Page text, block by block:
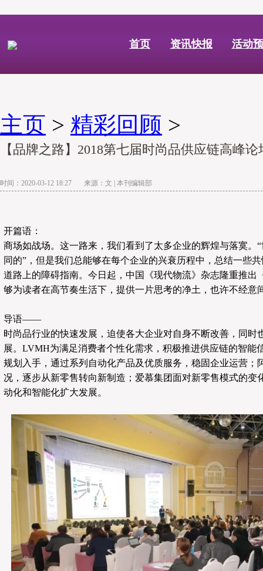
首页 资讯快报 活动
主页 > 精彩回顾 >
【品牌之路】2018第七届时尚品供应链高峰
时间：2020-03-12 18:27 来源：文 | 本刊编辑部
开篇语：
商场如战场。这一路来，我们看到了太多企业的辉煌与落寞。
同的”，但是我们总能够在每个企业的兴衰历程中，总结一些
道路上的障碍指南。今日起，中国《现代物流》杂志隆重推出
够为读者在高节奏生活下，提供一片思考的净土，也许不经意
导语——
时尚品行业的快速发展，迫使各大企业对自身不断改善，同时
展。LVMH为满足消费者个性化需求，积极推进供应链的智能
规划入手，通过系列自动化产品及优质服务，稳固企业运营；
况，逐步从新零售转向新制造；爱慕集团面对新零售模式的变
动化和智能化扩大发展。